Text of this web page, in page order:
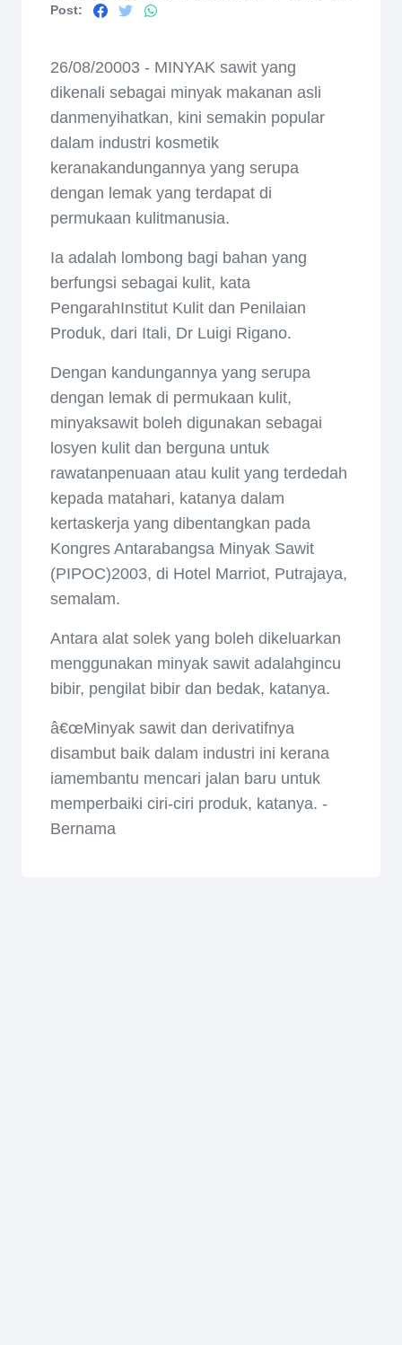
Post:
26/08/20003 - MINYAK sawit yang
dikenali sebagai minyak makanan asli
danmenyihatkan, kini semakin popular
dalam industri kosmetik
keranakandungannya yang serupa
dengan lemak yang terdapat di
permukaan kulitmanusia.
Ia adalah lombong bagi bahan yang
berfungsi sebagai kulit, kata
PengarahInstitut Kulit dan Penilaian
Produk, dari Itali, Dr Luigi Rigano.
Dengan kandungannya yang serupa
dengan lemak di permukaan kulit,
minyaksawit boleh digunakan sebagai
losyen kulit dan berguna untuk
rawatanpenuaan atau kulit yang terdedah
kepada matahari, katanya dalam
kertaskerja yang dibentangkan pada
Kongres Antarabangsa Minyak Sawit
(PIPOC)2003, di Hotel Marriot, Putrajaya,
semalam.
Antara alat solek yang boleh dikeluarkan
menggunakan minyak sawit adalahgincu
bibir, pengilat bibir dan bedak, katanya.
â€œMinyak sawit dan derivatifnya
disambut baik dalam industri ini kerana
iamembantu mencari jalan baru untuk
memperbaiki ciri-ciri produk, katanya. -
Bernama